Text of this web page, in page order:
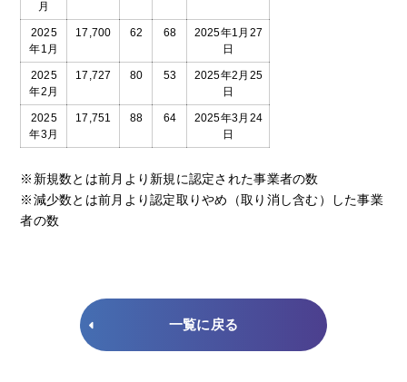
月
2025
年1月
17,700 62 68
2025年1月27
日
2025
年2月
17,727 80 53
2025年2月25
日
2025
年3月
17,751 88 64
2025年3月24
日
※新規数とは前月より新規に認定された事業者の数
※減少数とは前月より認定取りやめ（取り消し含む）した事業
者の数
一覧に戻る